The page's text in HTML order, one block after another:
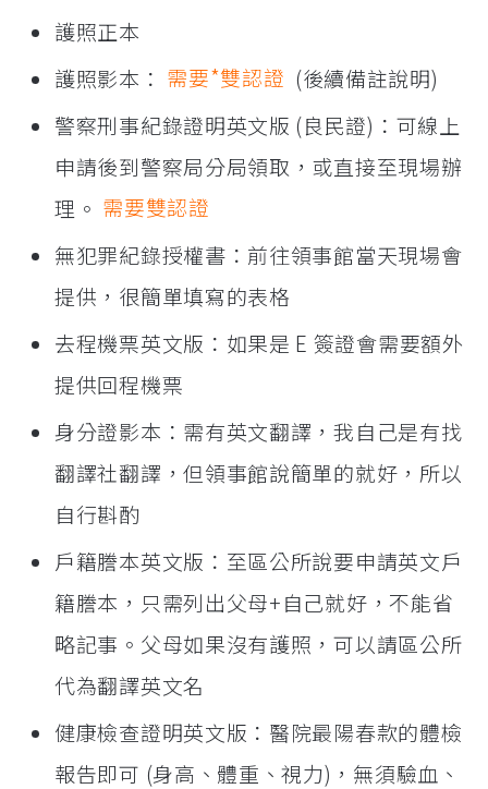
護照正本
護照影本： 需要*雙認證 (後續備註說明)
警察刑事紀錄證明英文版 (良民證)：可線上
申請後到警察局分局領取，或直接至現場辦
理。 需要雙認證
無犯罪紀錄授權書：前往領事館當天現場會
提供，很簡單填寫的表格
去程機票英文版：如果是 E 簽證會需要額外
提供回程機票
身分證影本：需有英文翻譯，我自己是有找
翻譯社翻譯，但領事館說簡單的就好，所以
自行斟酌
戶籍謄本英文版：至區公所說要申請英文戶
籍謄本，只需列出父母+自己就好，不能省
略記事。父母如果沒有護照，可以請區公所
代為翻譯英文名
健康檢查證明英文版：醫院最陽春款的體檢
報告即可 (身高、體重、視力)，無須驗血、